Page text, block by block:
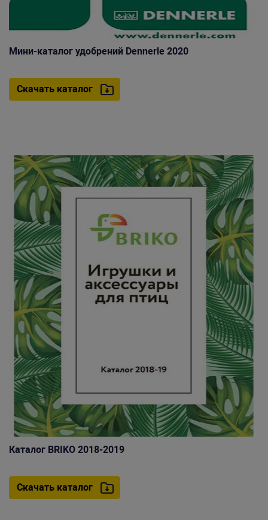
Мини-каталог удобрений Dennerle 2020
Скачать каталог
Каталог BRIKO 2018-2019
Скачать каталог